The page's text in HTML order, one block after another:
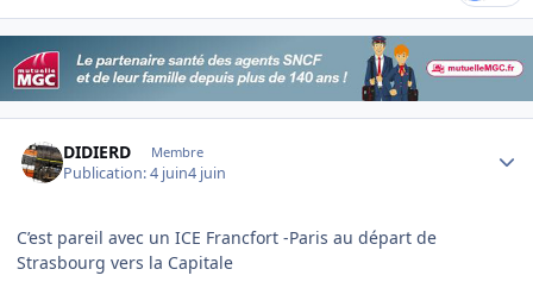
DIDIERD Membre
Publication:4 juin4 juin
C’est pareil avec un ICE Francfort -Paris au départ de
Strasbourg vers la Capitale